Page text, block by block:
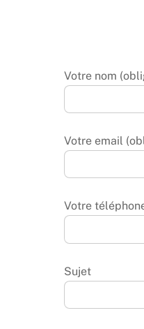
Votre nom
Votre email
Votre
Sujet